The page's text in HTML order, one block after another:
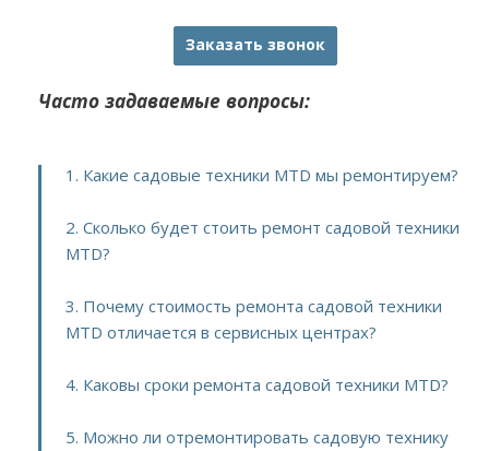
Заказать звонок
Часто задаваемые вопросы:
1. Какие садовые техники MTD мы ремонтируем?
2. Сколько будет стоить ремонт садовой техники
MTD?
3. Почему стоимость ремонта садовой техники
MTD отличается в сервисных центрах?
4. Каковы сроки ремонта садовой техники MTD?
5. Можно ли отремонтировать садовую технику